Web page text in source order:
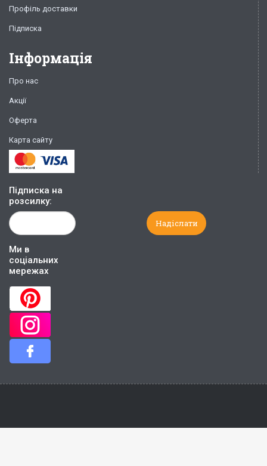
Профіль доставки
Підписка
Інформація
Про нас
Акції
Оферта
Карта сайту
Підписка на
розсилку:
Ми в
соціальних
мережах